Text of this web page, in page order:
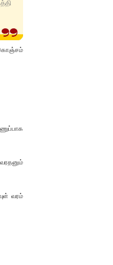
கொஞ்சம்
வரம்